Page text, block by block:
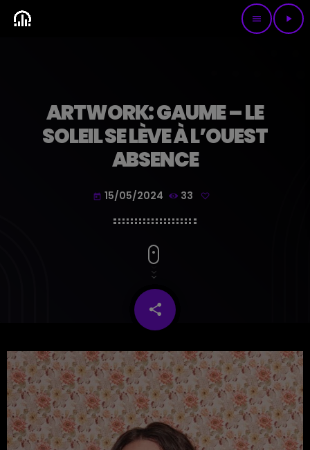
menu play_arrow
ARTWORK: GAUME – LE
SOLEIL SE LÈVE À L’OUEST
ABSENCE
today 15/05/2024 33
share
email